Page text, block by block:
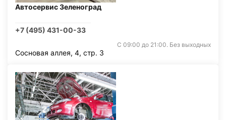
Автосервис Зеленоград
+7 (495) 431-00-33
С 09:00 до 21:00. Без выходных
Сосновая аллея, 4, стр. 3